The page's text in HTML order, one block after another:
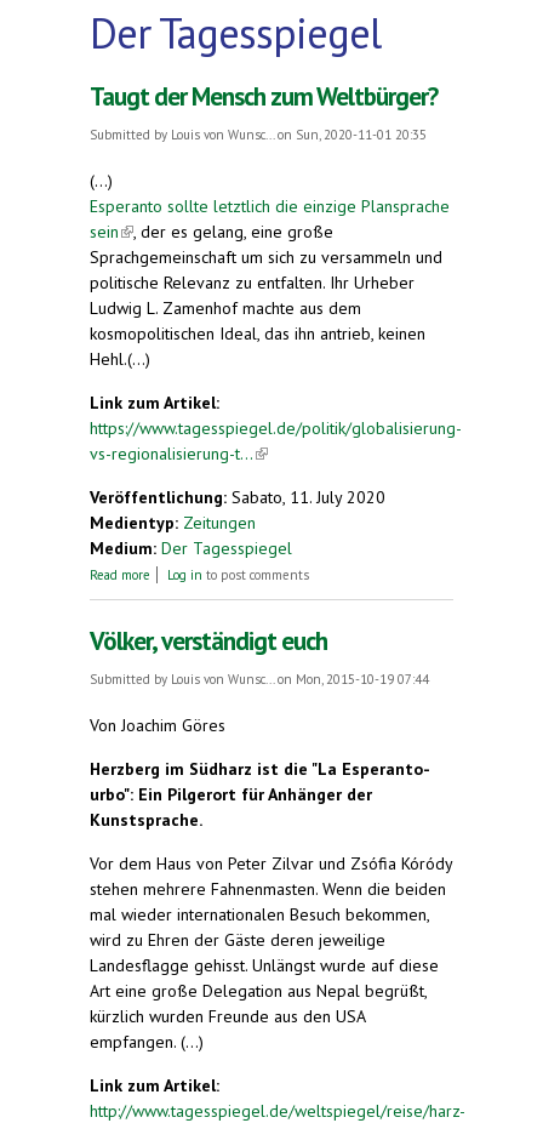
Der Tagesspiegel
Taugt der Mensch zum Weltbürger?
Submitted by Louis von Wunsc... on Sun, 2020-11-01 20:35
(...)
Esperanto sollte letztlich die einzige Plansprache
sein(link is external)
, der es gelang, eine große
Sprachgemeinschaft um sich zu versammeln und
politische Relevanz zu entfalten. Ihr Urheber
Ludwig L. Zamenhof machte aus dem
kosmopolitischen Ideal, das ihn antrieb, keinen
Hehl.(...)
Link zum Artikel:
https://www.tagesspiegel.de/politik/globalisierung-
vs-regionalisierung-t...(link is external)
Veröffentlichung: Sabato, 11. July 2020
Medientyp: Zeitungen
Medium: Der Tagesspiegel
Read more about Taugt der Mensch zum Weltbürger?
Log in to post comments
Völker, verständigt euch
Submitted by Louis von Wunsc... on Mon, 2015-10-19 07:44
Von Joachim Göres
Herzberg im Südharz ist die "La Esperanto-
urbo": Ein Pilgerort für Anhänger der
Kunstsprache.
Vor dem Haus von Peter Zilvar und Zsófia Kóródy
stehen mehrere Fahnenmasten. Wenn die beiden
mal wieder internationalen Besuch bekommen,
wird zu Ehren der Gäste deren jeweilige
Landesflagge gehisst. Unlängst wurde auf diese
Art eine große Delegation aus Nepal begrüßt,
kürzlich wurden Freunde aus den USA
empfangen. (...)
Link zum Artikel:
http://www.tagesspiegel.de/weltspiegel/reise/harz-